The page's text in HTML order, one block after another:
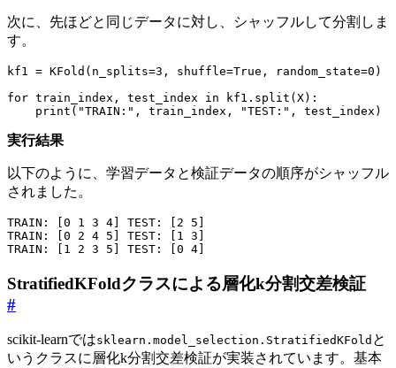
次に、先ほどと同じデータに対し、シャッフルして分割しま
す。
kf1 = KFold ( n_splits=3 , shuffle=True , random_state=0 )
for train_index , test_index in kf1 . split ( X):
print ( "TRAIN:" , train_index , "TEST:" , test_index )
実行結果
以下のように、学習データと検証データの順序がシャッフル
されました。
TRAIN : 0 1 3 4 TEST : 2 5
TRAIN : 0 2 4 5 TEST : 1 3
TRAIN : 1 2 3 5 TEST : 0 4
StratifiedKFoldクラスによる層化k分割交差検証
#
scikit-learnではsklearn.model_selection.StratifiedKFold と
いうクラスに層化k分割交差検証が実装されています。基本